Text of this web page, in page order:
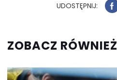
UDOSTĘPNIJ:
ZOBACZ RÓWNIEŻ